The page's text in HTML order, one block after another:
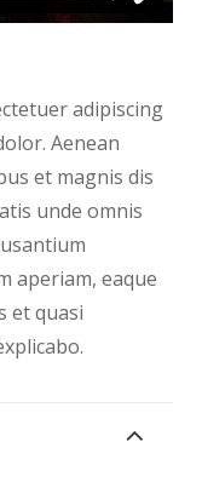
adipiscing
Aenean
et magnis dis
unde omnis
aperiam, eaque
et quasi